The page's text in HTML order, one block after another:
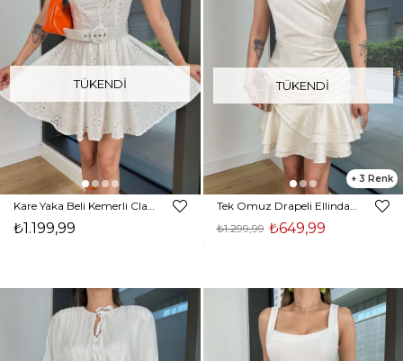
TÜKENDI
₺1.199,99
TÜKENDI
3
₺649,99
₺1.299,99